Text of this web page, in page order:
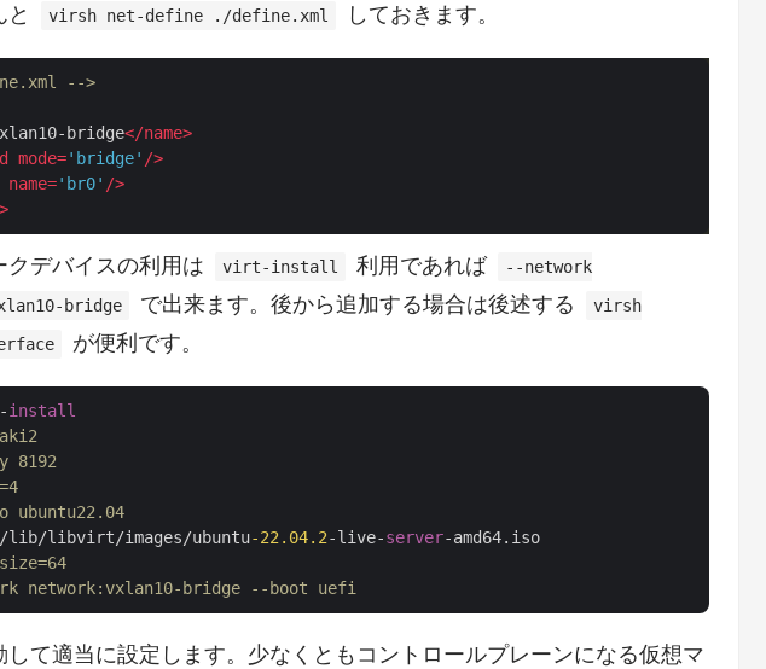
と
virsh net-define ./define.xml しておきます。
-->
bridge</name>
mode='bridge' />
name='br0' />
>
クデバイスの利用は virt-install 利用であれば
--network
bridge
で出来ます。後から追加する場合は後述する
virsh
が便利です。
install
8192
ubuntu22.04
/lib/libvirt/images/ubuntu-22.04.2-live-server-amd64.iso
network:vxlan10-bridge --boot uefi
して適当に設定します。少なくともコントロールプレーンになる仮想マ